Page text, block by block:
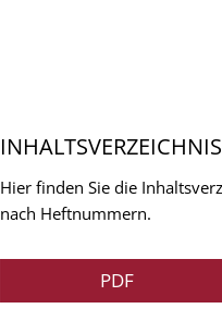
Hier finden Sie die
nach Heftnummern.
PDF